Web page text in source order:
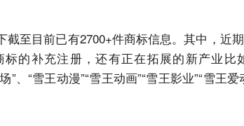
截至目前已有2700+件商标信息。其中，近
标的补充注册，还有正在拓展的新产业比
、“雪王动漫”“雪王动画”“雪王影业”“雪王爱